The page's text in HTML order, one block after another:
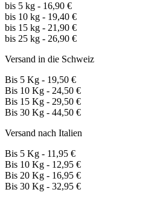
bis 5 kg - 16,90 €
bis 10 kg - 19,40 €
bis 15 kg - 21,90 €
bis 25 kg - 26,90 €
Versand in die Schweiz
Bis 5 Kg - 19,50 €
Bis 10 Kg - 24,50 €
Bis 15 Kg - 29,50 €
Bis 30 Kg - 44,50 €
Versand nach Italien
Bis 5 Kg - 11,95 €
Bis 10 Kg - 12,95 €
Bis 20 Kg - 16,95 €
Bis 30 Kg - 32,95 €